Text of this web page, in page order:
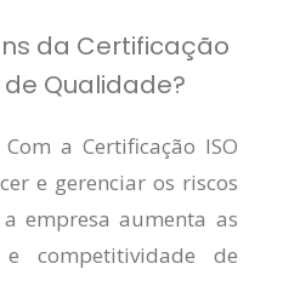
da Certificação
de Qualidade?
Com a Certificação ISO
e gerenciar os riscos
empresa aumenta as
competitividade de